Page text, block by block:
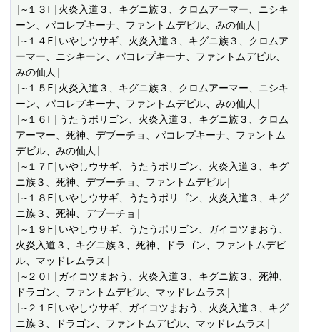
|~１３F|火炎入道３、キグニ族３、クロムアーマー、ニシキ
ーン、パコレプキーナ、ファントムデビル、みの仙人|
|~１４F|いやしウサギ、火炎入道３、キグニ族３、クロムア
ーマー、ニシキーン、パコレプキーナ、ファントムデビル、
みの仙人|
|~１５F|火炎入道３、キグニ族３、クロムアーマー、ニシキ
ーン、パコレプキーナ、ファントムデビル、みの仙人|
|~１６F|うたうポリゴン、火炎入道３、キグニ族３、クロム
アーマー、死神、デブーチョ、パコレプキーナ、ファントム
デビル、みの仙人|
|~１７F|いやしウサギ、うたうポリゴン、火炎入道３、キグ
ニ族３、死神、デブーチョ、ファントムデビル|
|~１８F|いやしウサギ、うたうポリゴン、火炎入道３、キグ
ニ族３、死神、デブーチョ|
|~１９F|いやしウサギ、うたうポリゴン、ガイコツまおう、
火炎入道３、キグニ族３、死神、ドラゴン、ファントムデビ
ル、マッドレムラス|
|~２０F|ガイコツまおう、火炎入道３、キグニ族３、死神、
ドラゴン、ファントムデビル、マッドレムラス|
|~２１F|いやしウサギ、ガイコツまおう、火炎入道３、キグ
ニ族３、ドラゴン、ファントムデビル、マッドレムラス|